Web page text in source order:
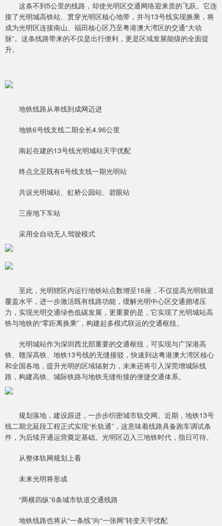
这条不到5公里的线路，却使光明区交通网络迎来质的飞跃。它连
接了光明城高铁站、贯穿光明区核心地带，并与13号线实现换乘，将
成为光明区连接南山、福田核心区乃至粤港澳大湾区的交通“大动
脉”。这条线路带来的不仅是出行便利，更是区域发展能级的全面提
升。
地铁线路从单线到成网迈进
地铁6号线支线二期全长4.96公里
南起在建的13号线光明城站天宇优配
终点北至既有6号线支线一期光明站
共设光明城站、虹桥公园站、碧眼站
三座地下车站
采用全自动无人驾驶模式
至此，光明辖区内运行地铁站点数增至16座，不仅提高光明轨道
覆盖水平，进一步激活既有线路功能，缓解光明中心区交通拥堵压
力，实现光明交通绿色低碳发展，更重要的是，它实现了光明城站高
铁与地铁的“零距离换乘”，构建起多模式联运的交通枢纽。
光明城站作为深圳西北部重要的交通枢纽，可实现与广深港高
铁、赣深高铁、地铁13号线的无缝接驳，快速到达粤港澳大湾区核心
和全国各地，提升光明的区域辐射力，未来还将引入深莞增城际线
路，构建高铁、城际铁路与地铁无缝衔接的便捷交通体系。
规划落地，建设跟进，一步步织密城市轨交网。近期，地铁13号
线二期北延段工程正式实现“长轨通”，这意味着线路具备跑车调试条
件，为后续开通运营奠定基础。光明区迈入三地铁时代，指日可待。
从整体轨网规划上看
未来光明将形成
“两横四纵”6条城市轨道交通线路
地铁线路也将从“一条线”向“一张网”转变天宇优配